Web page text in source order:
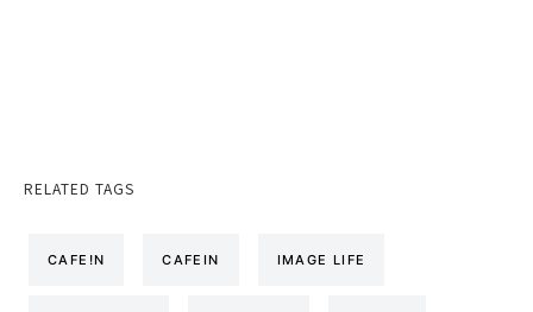
RELATED TAGS
CAFE!N CAFEIN IMAGE LIFE